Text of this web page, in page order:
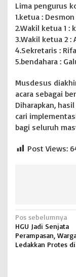
Lima pengurus
1.ketua :
2.Wakil ketua 1 :
3.Wakil ketua 2 :
4.Sekretaris :
5.bendahara :
Musdesus
acara sebagai
Diharapkan,
cari
bagi seluruh
Post Views:
N
a
v
Pos sebelumnya
HGU Jadi Senjata
Perampasan,
Ledakkan Protes di